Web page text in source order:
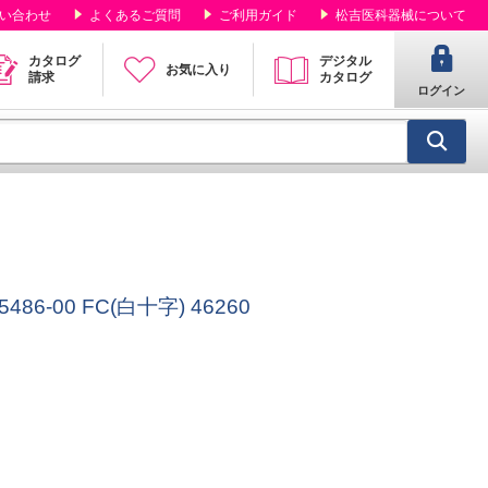
合わせ よくあるご質問 ご利用ガイド 松吉医科器械について
カタログ
請求
お気に入り
デジタル
カタログ
ログイン
00 FC(白十字) 46260